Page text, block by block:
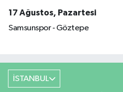
17 Ağustos, Pazartesi
Samsunspor - Göztepe
İSTANBUL